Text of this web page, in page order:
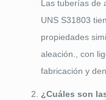
Las tuberías de
UNS S31803
propiedades
aleación., con
fabricación y
¿Cuáles son